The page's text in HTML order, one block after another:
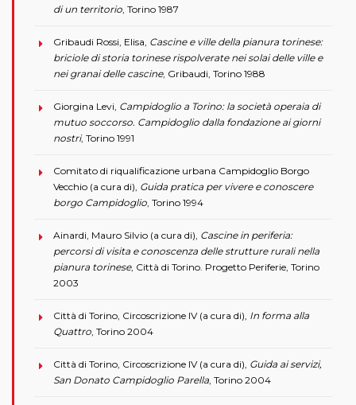
di un territorio , Torino 1987
Gribaudi Rossi, Elisa, Cascine e ville della pianura torinese:
briciole di storia torinese rispolverate nei solai delle ville e
nei granai delle cascine, Gribaudi, Torino 1988
Giorgina Levi, Campidoglio a Torino: la società operaia di
mutuo soccorso. Campidoglio dalla fondazione ai giorni
nostri, Torino 1991
Comitato di riqualificazione urbana Campidoglio Borgo
Vecchio (a cura di), Guida pratica per vivere e conoscere
borgo Campidoglio , Torino 1994
Ainardi, Mauro Silvio (a cura di), Cascine in periferia:
percorsi di visita e conoscenza delle strutture rurali nella
pianura torinese, Città di Torino. Progetto Periferie, Torino
2003
Città di Torino, Circoscrizione IV (a cura di), In forma alla
Quattro , Torino 2004
Città di Torino, Circoscrizione IV (a cura di), Guida ai servizi,
San Donato Campidoglio Parella , Torino 2004